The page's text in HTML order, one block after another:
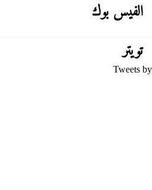
الفيس بوك
تويتر
Tweets by